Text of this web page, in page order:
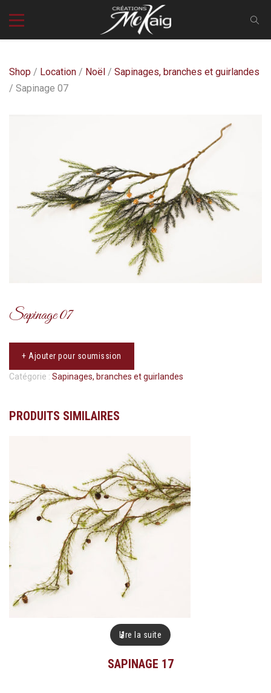
Shop / Location / Noël / Sapinages, branches et guirlandes
/ Sapinage 07
Sapinage 07
+ Ajouter pour soumission
Catégorie : Sapinages, branches et guirlandes
PRODUITS SIMILAIRES
Lire la suite
SAPINAGE 17